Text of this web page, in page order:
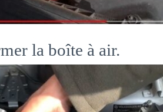
la boîte à air.